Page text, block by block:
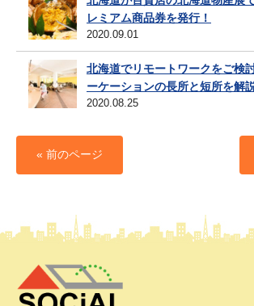
レミアム商品券を発行！
2020.09.01
北海道でリモートワークをご検
ーケーションの長所と短所を解
2020.08.25
« 前のページ